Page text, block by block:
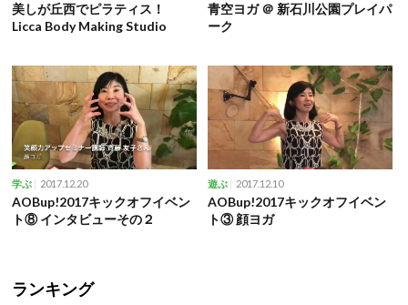
美しが丘西でピラティス！
Licca Body Making Studio
青空ヨガ ＠ 新石川公園プレイパ
ーク
学ぶ 2017.12.20
AOBup!2017キックオフイベン
ト⑧ インタビューその２
遊ぶ 2017.12.10
AOBup!2017キックオフイベン
ト③ 顔ヨガ
ランキング